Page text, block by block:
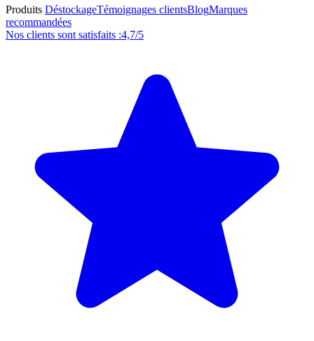
Produits DéstockageTémoignages clientsBlogMarques
recommandées
Nos clients sont satisfaits :4,7/5